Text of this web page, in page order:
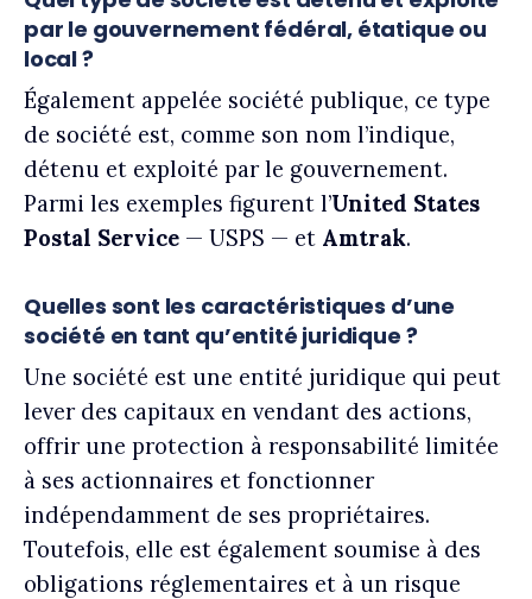
par le gouvernement fédéral, étatique ou
local ?
Également appelée société publique, ce type
de société est, comme son nom l’indique,
détenu et exploité par le gouvernement.
Parmi les exemples figurent l’United States
Postal Service — USPS — et Amtrak.
Quelles sont les caractéristiques d’une
société en tant qu’entité juridique ?
Une société est une entité juridique qui peut
lever des capitaux en vendant des actions,
offrir une protection à responsabilité limitée
à ses actionnaires et fonctionner
indépendamment de ses propriétaires.
Toutefois, elle est également soumise à des
obligations réglementaires et à un risque